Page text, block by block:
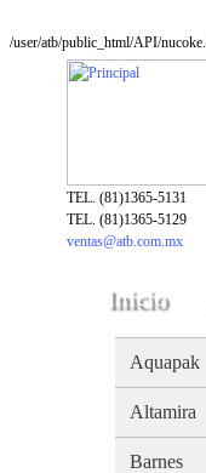
/user/atb/public_html/API/
TEL. (81)1365-5131
TEL. (81)1365-5129
ventas@atb.com.mx
Inicio
Aquapak
Altamira
Barnes